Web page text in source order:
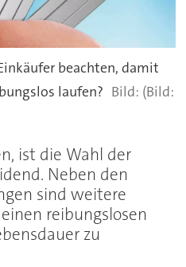
beachten, damit
laufen?
(Bild:
ist die Wahl der
Neben den
sind weitere
reibungslosen
zu